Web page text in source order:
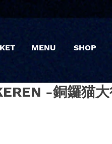
MENU SHOP
-銅鑼猫